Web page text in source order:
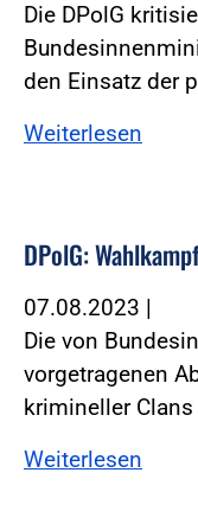
Die DPolG
den Einsatz der
Weiterlesen
DPolG:
07.08.2023 |
Die von
vorgetragenen
krimineller
Weiterlesen